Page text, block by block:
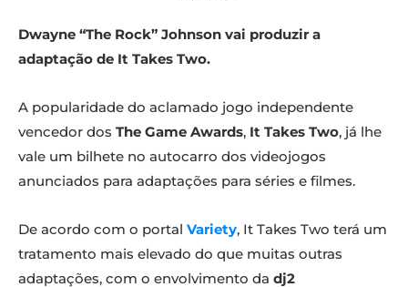
Dwayne “The Rock” Johnson vai produzir a
adaptação de It Takes Two.
A popularidade do aclamado jogo independente
vencedor dos The Game Awards, It Takes Two, já lhe
vale um bilhete no autocarro dos videojogos
anunciados para adaptações para séries e filmes.
De acordo com o portal Variety, It Takes Two terá um
tratamento mais elevado do que muitas outras
adaptações, com o envolvimento da dj2